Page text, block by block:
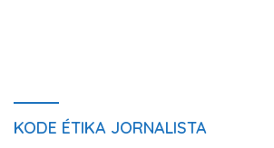
KODE ÉTIKA JORNALISTA